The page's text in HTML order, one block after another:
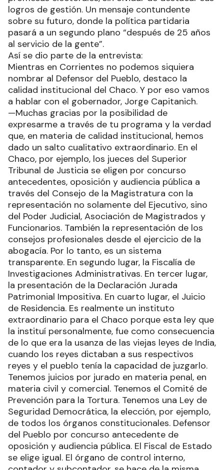
logros de gestión. Un mensaje contundente
sobre su futuro, donde la política partidaria
pasará a un segundo plano “después de 25 años
al servicio de la gente”.
Así se dio parte de la entrevista:
Mientras en Corrientes no podemos siquiera
nombrar al Defensor del Pueblo, destaco la
calidad institucional del Chaco. Y por eso vamos
a hablar con el gobernador, Jorge Capitanich.
—Muchas gracias por la posibilidad de
expresarme a través de tu programa y la verdad
que, en materia de calidad institucional, hemos
dado un salto cualitativo extraordinario. En el
Chaco, por ejemplo, los jueces del Superior
Tribunal de Justicia se eligen por concurso
antecedentes, oposición y audiencia pública a
través del Consejo de la Magistratura con la
representación no solamente del Ejecutivo, sino
del Poder Judicial, Asociación de Magistrados y
Funcionarios. También la representación de los
consejos profesionales desde el ejercicio de la
abogacía. Por lo tanto, es un sistema
transparente. En segundo lugar, la Fiscalía de
Investigaciones Administrativas. En tercer lugar,
la presentación de la Declaración Jurada
Patrimonial Impositiva. En cuarto lugar, el Juicio
de Residencia. Es realmente un instituto
extraordinario para el Chaco porque esta ley que
la instituí personalmente, fue como consecuencia
de lo que era la usanza de las viejas leyes de India,
cuando los reyes dictaban a sus respectivos
reyes y el pueblo tenía la capacidad de juzgarlo.
Tenemos juicios por jurado en materia penal, en
materia civil y comercial. Tenemos el Comité de
Prevención para la Tortura. Tenemos una Ley de
Seguridad Democrática, la elección, por ejemplo,
de todos los órganos constitucionales. Defensor
del Pueblo por concurso antecedente de
oposición y audiencia pública. El Fiscal de Estado
se elige igual. El órgano de control interno,